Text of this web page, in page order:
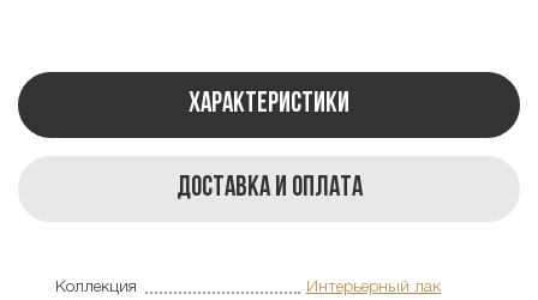
Характеристики
Доставка и оплата
Коллекция
Интерьерный лак